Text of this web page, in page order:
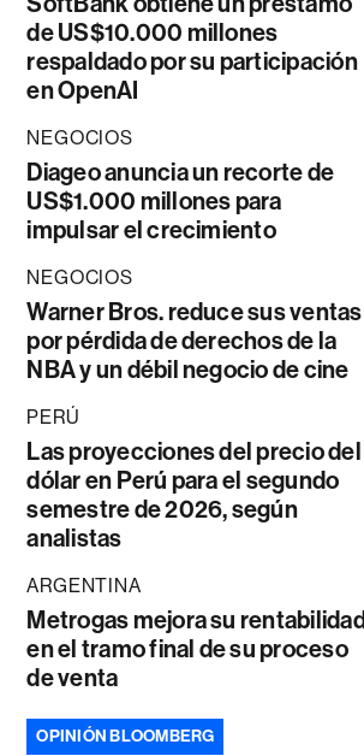
de US$10.000 millones
respaldado por su participación
en OpenAI
NEGOCIOS
Diageo anuncia un recorte de
US$1.000 millones para
impulsar el crecimiento
NEGOCIOS
Warner Bros. reduce sus ventas
por pérdida de derechos de la
NBA y un débil negocio de cine
PERÚ
Las proyecciones del precio del
dólar en Perú para el segundo
semestre de 2026, según
analistas
ARGENTINA
Metrogas mejora su rentabilidad
en el tramo final de su proceso
de venta
OPINIÓN BLOOMBERG